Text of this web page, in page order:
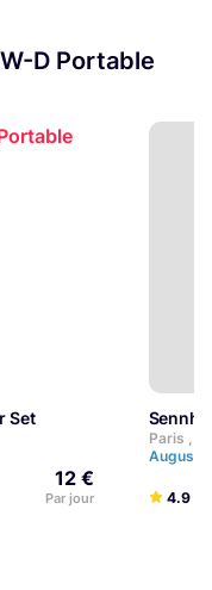
D Portable
Set
12 €
Par jour
Paris ,
4.9